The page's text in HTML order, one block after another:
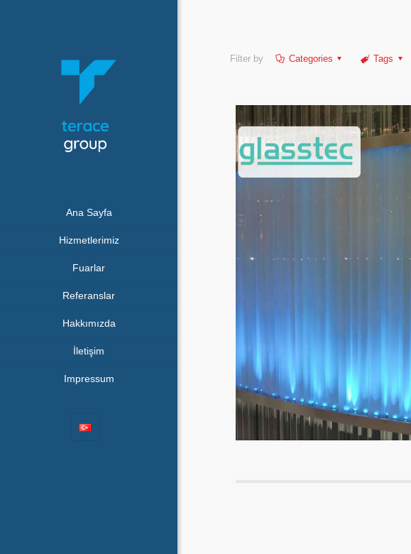
Ana Sayfa
Hizmetlerimiz
Fuarlar
Referanslar
Hakkımızda
İletişim
Impressum
Filter by Categories Tags